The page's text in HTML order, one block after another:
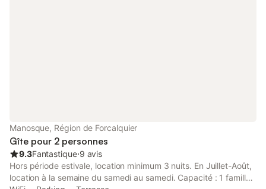
Manosque, Région de Forcalquier
Gîte pour 2 personnes
9.3Fantastique⋅9 avis
Hors période estivale, location minimum 3 nuits. En Juillet-Août,
location à la semaine du samedi au samedi. Capacité : 1 famille